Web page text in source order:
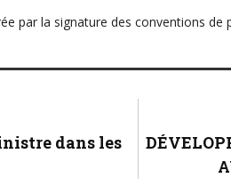
par la signature des conventions de
dans les